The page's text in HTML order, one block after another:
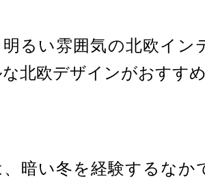
るい雰囲気の北欧イン
北欧デザインがおすす
暗い冬を経験するなか